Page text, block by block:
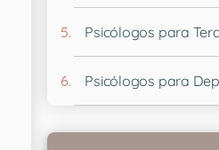
Psicólogos para
Psicólogos para